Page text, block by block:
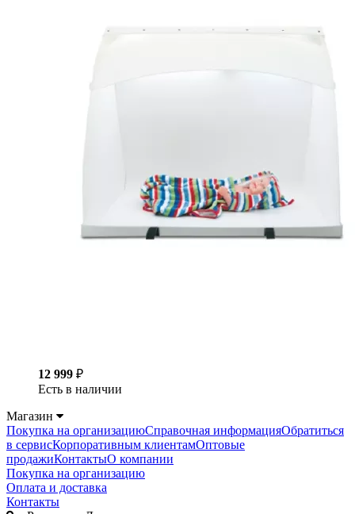
12 999 ₽
Есть в наличии
Магазин
Покупка на организациюСправочная информацияОбратиться
в сервисКорпоративным клиентамОптовые
продажиКонтактыО компании
Покупка на организацию
Оплата и доставка
Контакты